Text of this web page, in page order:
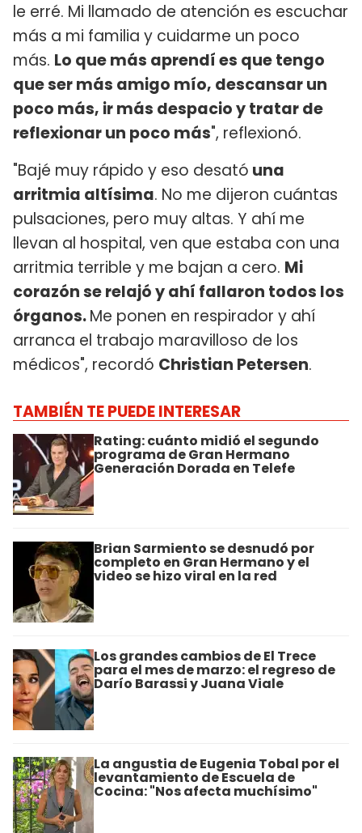
le erré. Mi llamado de atención es escuchar
más a mi familia y cuidarme un poco
más. Lo que más aprendí es que tengo
que ser más amigo mío, descansar un
poco más, ir más despacio y tratar de
reflexionar un poco más", reflexionó.
"Bajé muy rápido y eso desató una
arritmia altísima. No me dijeron cuántas
pulsaciones, pero muy altas. Y ahí me
llevan al hospital, ven que estaba con una
arritmia terrible y me bajan a cero. Mi
corazón se relajó y ahí fallaron todos los
órganos.Me ponen en respirador y ahí
arranca el trabajo maravilloso de los
médicos", recordó Christian Petersen.
TAMBIÉN TE PUEDE INTERESAR
Rating: cuánto midió el segundo
programa de Gran Hermano
Generación Dorada en Telefe
Brian Sarmiento se desnudó por
completo en Gran Hermano y el
video se hizo viral en la red
Los grandes cambios de El Trece
para el mes de marzo: el regreso de
Darío Barassi y Juana Viale
La angustia de Eugenia Tobal por el
levantamiento de Escuela de
Cocina: "Nos afecta muchísimo"